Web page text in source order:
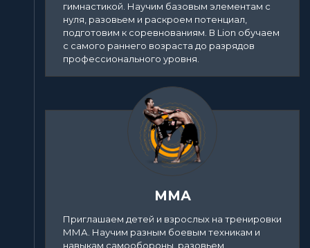
гимнастикой. Научим базовым элементам с
нуля, разовьем и раскроем потенциал,
подготовим к соревнованиям. В Lion обучаем
с самого раннего возраста до разрядов
профессионального уровня.
ММА
Приглашаем детей и взрослых на тренировки
ММА. Научим разным боевым техникам и
навыкам самообороны, разовьем